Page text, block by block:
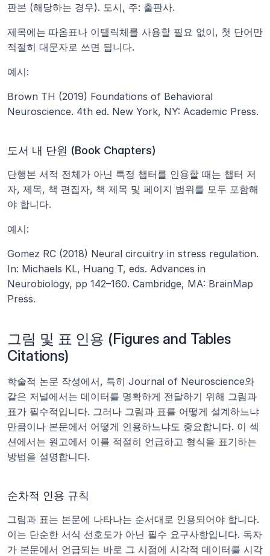
판본 (해당하는 경우). 도시, 주: 출판사.
제목에는 따옴표나 이탤릭체를 사용할 필요 없이, 첫 단어만
적절히 대문자로 쓰면 됩니다.
예시:
Brown TH (2019) Foundations of Behavioral
Neuroscience. 4th ed. New York, NY: Academic Press.
도서 내 단원 (Book Chapters)
단행본 서적 전체가 아닌 특정 챕터를 인용할 때는 챕터 저
자, 제목, 책 편집자, 책 제목 및 페이지 범위를 모두 포함해
야 합니다.
예시:
Gomez RC (2018) Neural circuitry in stress regulation.
In: Michaels KL, Huang T, eds. Advances in
Neurobiology, pp 142–160. Cambridge, MA: BrainMap
Press.
그림 및 표 인용 (Figures and Tables
Citations)
학술적 논문 작성에서, 특히 Journal of Neuroscience와
같은 저널에서는 데이터를 명확하게 전달하기 위해 그림과
표가 필수적입니다. 그러나 그림과 표를 어떻게 설계하느냐
만큼이나 본문에서 어떻게 인용하느냐도 중요합니다. 이 섹
션에서는 원고에서 이를 적절히 언급하고 형식을 표기하는
방법을 설명합니다.
순차적 인용 규칙
그림과 표는 본문에 나타나는 순서대로 인용되어야 합니다.
이는 단순한 서식 선호도가 아닌 필수 요구사항입니다. 독자
가 본문에서 언급되는 바로 그 시점에 시각적 데이터를 시각